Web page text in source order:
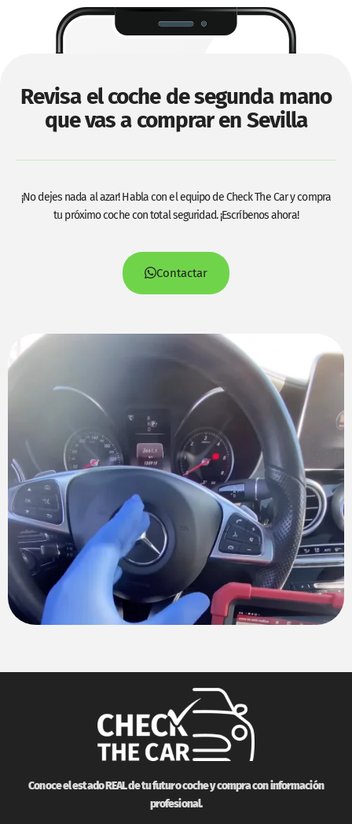
Revisa el coche de segunda mano
que vas a comprar en Sevilla
¡No dejes nada al azar! Habla con el equipo de Check The Car y compra
tu próximo coche con total seguridad. ¡Escríbenos ahora!
Contactar
Conoce el estado REAL de tu futuro coche y compra con información
profesional.